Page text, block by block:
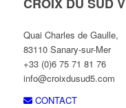
Quai Charles de Gaulle,
83110 Sanary-sur-Mer
+33 (0)6 75 71 81 76
info@croixdusud5.com
CONTACT